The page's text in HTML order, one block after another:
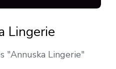
Lingerie
"Annuska Lingerie"